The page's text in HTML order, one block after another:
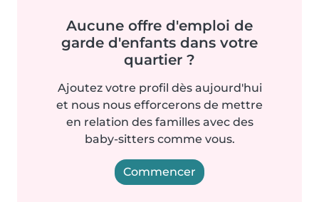
Aucune offre d'emploi de
garde d'enfants dans votre
quartier ?
Ajoutez votre profil dès aujourd'hui
et nous nous efforcerons de mettre
en relation des familles avec des
baby-sitters comme vous.
Commencer